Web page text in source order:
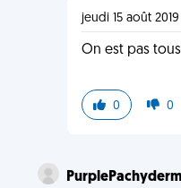
jeudi 15 août 2019
On est pas tous
0 0
PurplePachyderm